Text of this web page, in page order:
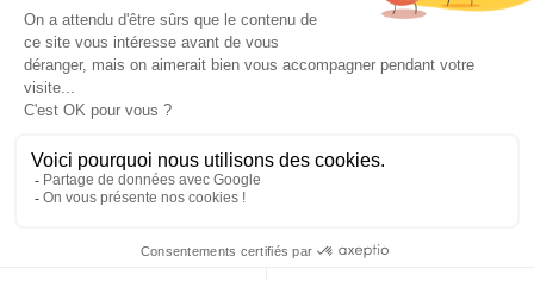
Commande Papier Qui sommes nous Nous contacter |
Paiement sécurisé
2008 - 2026 © CreaMagic. ALL Rights Reserved.